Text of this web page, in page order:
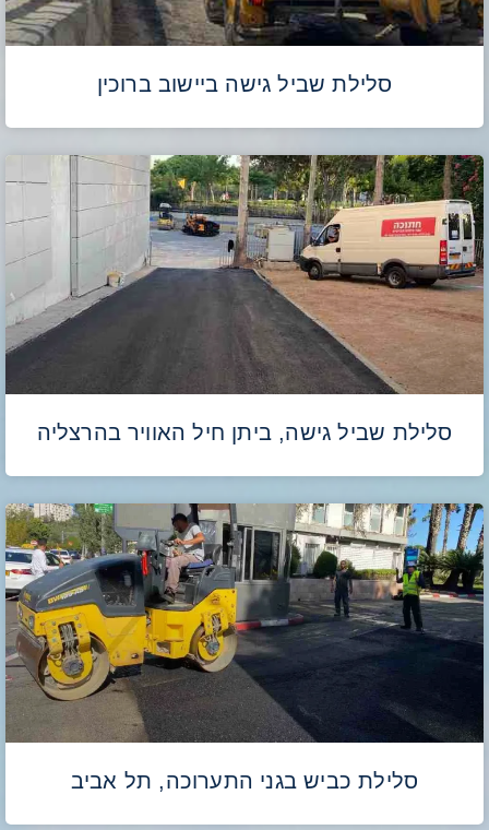
סלילת שביל גישה ביישוב ברוכין
סלילת שביל גישה, ביתן חיל האוויר בהרצליה
סלילת כביש בגני התערוכה, תל אביב